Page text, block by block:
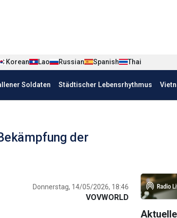
Korean Lao Russian Spanish Thai
Soldaten Städtischer Lebensrhythmus
der
Donnerstag, 14/05/2026, 18:46
VOVWORLD